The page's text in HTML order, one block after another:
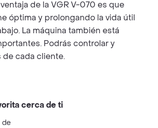
de la VGR V-070 es que
óptima y prolongando la vida útil
La máquina también está
Podrás controlar y
de cada cliente.
cerca de ti
de